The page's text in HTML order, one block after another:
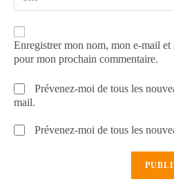
Enregistrer mon nom, mon e-mail
pour mon prochain commentaire.
Prévenez-moi de tous les
mail.
Prévenez-moi de tous les